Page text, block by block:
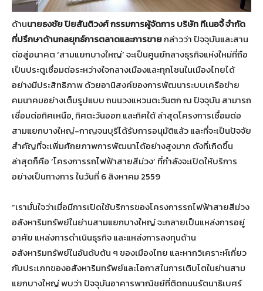
ด้านนายธงชัย ปิยสันติวงศ์ กรรมการผู้จัดการ บริษัท ทีเนอจี้ จำกัด
ที่ปรึกษาด้านกลยุทธ์การตลาดและการขายกล่าวว่า ปัจจุบันและสาน
ต่อสู่อนาคต ‘สามแยกบางใหญ่’ จะเป็นศูนย์กลางธุรกิจแห่งใหม่ที่ถือ
เป็นประตูเชื่อมต่อระหว่างใจกลางเมืองและทุกโซนในเมืองไทยได้
อย่างมีประสิทธิภาพ ด้วยอานิสงค์ของการพัฒนาระบบเครือข่าย
คมนาคมอย่างเต็มรูปแบบ ถนนวงแหวนตะวันตก ณ ปัจจุบัน สามารถ
เชื่อมต่อทิศเหนือ, ทิศตะวันออก และทิศใต้ ล่าสุดโครงการเชื่อมต่อ
สามแยกบางใหญ่-กาญจนบุรีได้รับการอนุมัติแล้ว และที่จะเป็นปัจจัย
สำคัญที่จะเพิ่มศักยภาพการพัฒนาได้อย่างสูงมาก ดังที่เกิดขึ้น
ล่าสุดก็คือ ‘โครงการรถไฟฟ้าสายสีม่วง’ ที่กำลังจะเปิดให้บริการ
อย่างเป็นทางการ ในวันที่ 6 สิงหาคม 2559
“เรามั่นใจว่าเมื่อมีการเปิดใช้บริการของโครงการรถไฟฟ้าสายสีม่วง
อสังหาริมทรัพย์ในย่านสามแยกบางใหญ่ จะกลายเป็นแหล่งการอยู่
อาศัย แหล่งการดำเนินธุรกิจ และแหล่งการลงทุนด้าน
อสังหาริมทรัพย์ในอันดับต้น ๆ ของเมืองไทย และหากวิเคราะห์เกี่ยว
กับประเภทของอสังหาริมทรัพย์และโอกาสในการเติบโตในย่านสาม
แยกบางใหญ่ พบว่า ปัจจุบันอาคารพาณิชย์ที่ติดถนนรัตนาธิเบศร์